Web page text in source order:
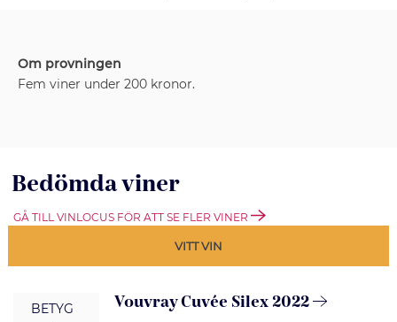
Om provningen
Fem viner under 200 kronor.
Bedömda viner
GÅ TILL VINLOCUS FÖR ATT SE FLER VINER
VITT VIN
BETYG Vouvray Cuvée Silex 2022